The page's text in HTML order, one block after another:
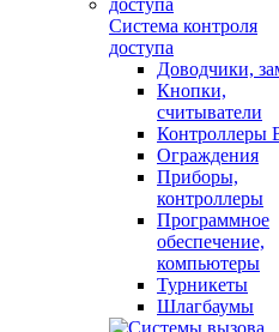
Система контроля
доступа
Доводчики,
Кнопки,
считыватели
Контроллеры
Ограждения
Приборы,
контроллеры
Программное
обеспечение,
компьютеры
Турникеты
Шлагбаумы